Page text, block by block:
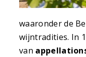
waaronder de
wijntradities. In
van